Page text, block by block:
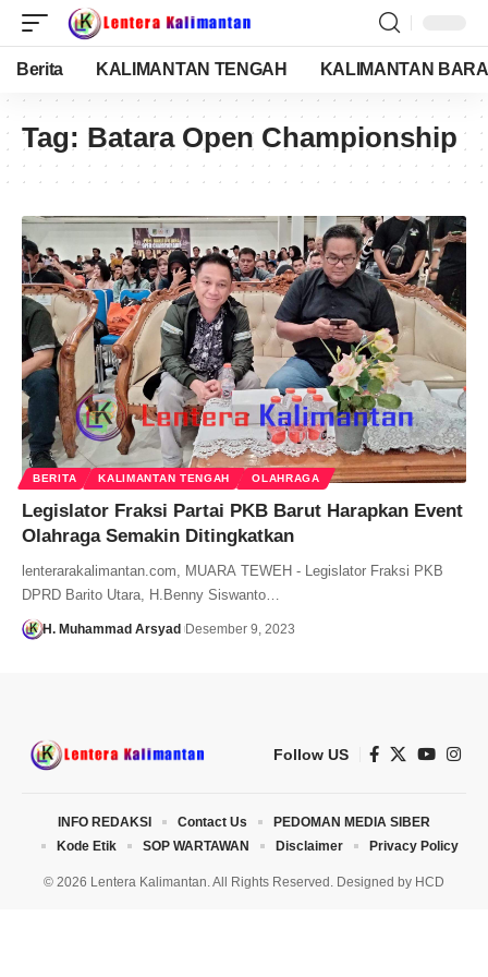
Berita KALIMANTAN TENGAH KALIMANTAN
Tag: Batara Open Championship
BERITA KALIMANTAN TENGAH OLAHRAGA
Legislator Fraksi Partai PKB Barut Harapkan Event
Olahraga Semakin Ditingkatkan
lenterarakalimantan.com, MUARA TEWEH - Legislator Fraksi PKB
DPRD Barito Utara, H.Benny Siswanto…
H. Muhammad Arsyad Desember 9, 2023
Follow US
© 2026 Lentera Kalimantan. All Rights Reserved. Designed by HCD
INFO REDAKSI Contact Us
PEDOMAN MEDIA SIBER
Kode Etik
SOP WARTAWAN Disclaimer Privacy Policy